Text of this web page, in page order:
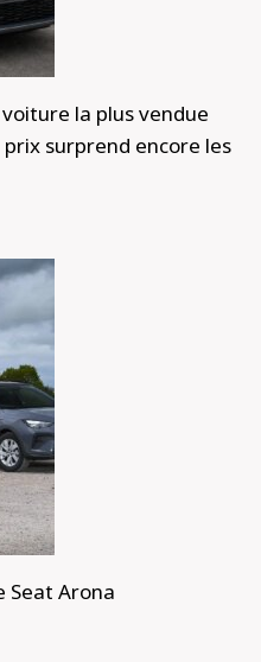
la plus vendue
surprend encore les
Seat Arona